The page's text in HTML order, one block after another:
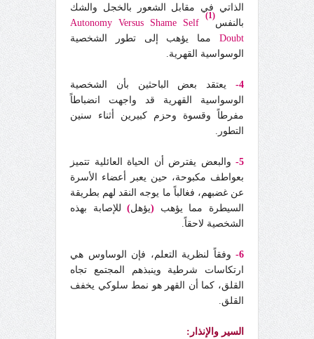
الذاتي في مقابل الشعور بالخجل والشك
بالنفس
(1)
Autonomy Versus Shame Self
Doubt مما يؤهب إلى تطور الشخصية
الوسواسية القهرية.
4-
يعتقد بعض الباحثين بأن الشخصية
الوسواسية القهرية قد واجهت انضباطاً
مفرطاً وقسوة وحزم كبيرين أثناء سنين
التطور.
5-
والبعض يفترض أن الحياة العائلية تتميز
بعواطف مكبوحة، حين يعبر أعضاء الأسرة
عن غضبهم، فغالباً ما يوجه النقد لهم بطريقة
السيطرة مما يؤهب (يؤهل)للإصابة بهذه
الشخصية لاحقاً.
6-
وفقاً لنظرية التعلم، فإن الوساوس هي
ارتكاسات شرطية وينبذهم المجتمع تجاه
القلق، كما أن القهر هو نمط سلوكي يخفف
القلق.
السير والإنذار: